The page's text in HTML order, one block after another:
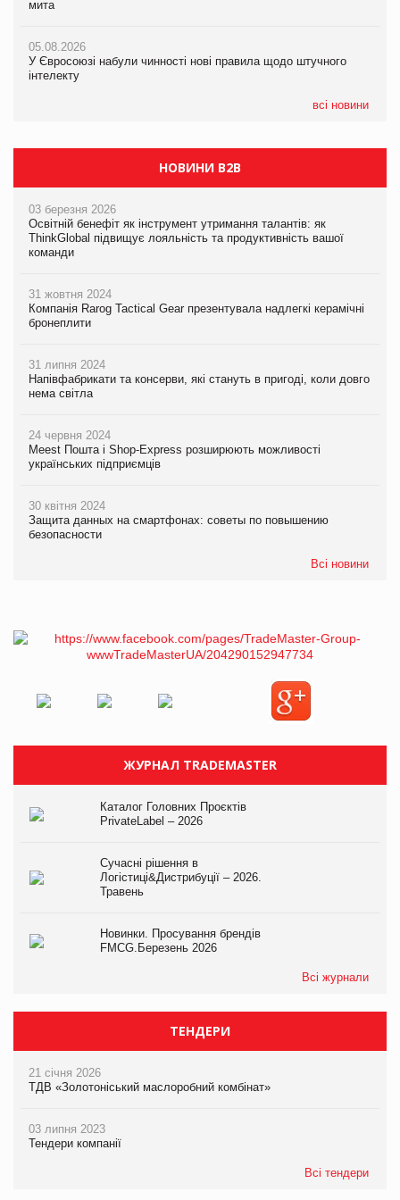
мита
05.08.2026
У Євросоюзі набули чинності нові правила щодо штучного
інтелекту
всі новини
мита
05.08.2026
У Євросоюзі набули чинності нові правила щодо штучного
інтелекту
інтелекту
05.08.2026
Рекламна платформа вимагає від Google компенсацію за
втрату 6,9 трлн рекламних показів
НОВИНИ B2B
03 березня 2026
Освітній бенефіт як інструмент утримання талантів: як
ThinkGlobal підвищує лояльність та продуктивність вашої
команди
31 жовтня 2024
Компанія Rarog Tactical Gear презентувала надлегкі керамічні
бронеплити
31 липня 2024
Напівфабрикати та консерви, які стануть в пригоді, коли довго
нема світла
24 червня 2024
Meest Пошта і Shop-Express розширюють можливості
українських підприємців
30 квітня 2024
Защита данных на смартфонах: советы по повышению
безопасности
Всі новини
ЖУРНАЛ TRADEMASTER
Каталог Головних Проєктів
PrivateLabel – 2026
Сучасні рішення в
Логістиці&Дистрибуції – 2026.
Травень
Новинки. Просування брендів
FMCG.Березень 2026
Всі журнали
ТЕНДЕРИ
21 січня 2026
ТДВ «Золотоніський маслоробний комбінат»
03 липня 2023
Тендери компанії
Всі тендери